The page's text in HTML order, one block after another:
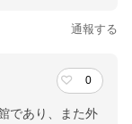
通報する
0
であり、また外